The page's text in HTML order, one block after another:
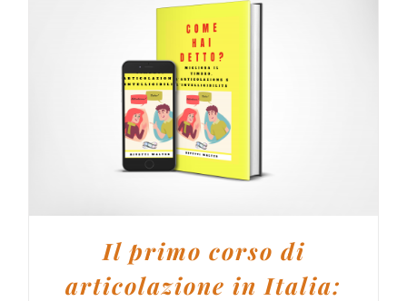
AGGIUNGI AL CARRELLO
Il primo corso di
articolazione in Italia: